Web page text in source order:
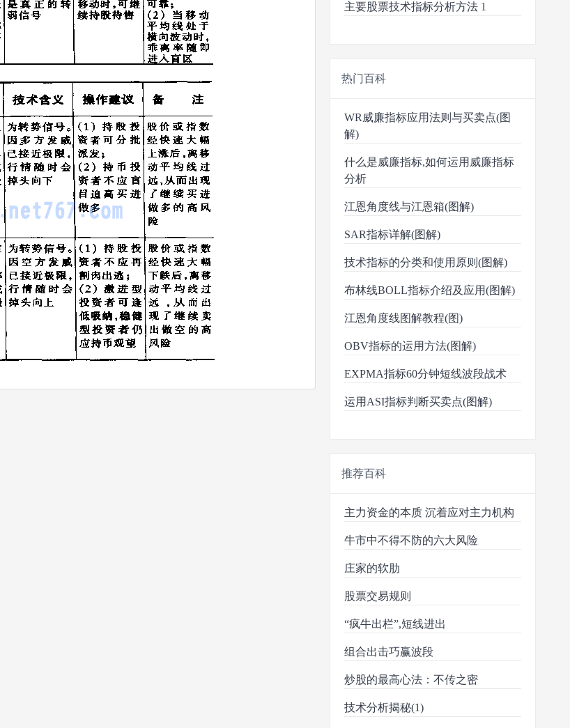
主要股票技术指标分析方法 1
热门百科
WR威廉指标应用法则与买卖点(图
解)
什么是威廉指标,如何运用威廉指标
分析
江恩角度线与江恩箱(图解)
SAR指标详解(图解)
技术指标的分类和使用原则(图解)
布林线BOLL指标介绍及应用(图解)
江恩角度线图解教程(图)
OBV指标的运用方法(图解)
EXPMA指标60分钟短线波段战术
运用ASI指标判断买卖点(图解)
推荐百科
主力资金的本质 沉着应对主力机构
牛市中不得不防的六大风险
庄家的软肋
股票交易规则
“疯牛出栏”,短线进出
组合出击巧赢波段
炒股的最高心法：不传之密
技术分析揭秘(1)